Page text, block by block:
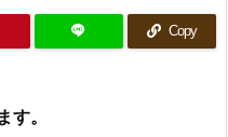
Copy
。